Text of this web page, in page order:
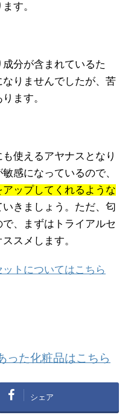
す。
分が含まれているた
りませんでしたが、苦
ます。
使えるアヤナスとなり
感になっているので、
ップしてくれるような
きましょう。ただ、匂
、まずはトライアルセ
スメします。
トについてはこちら
った化粧品はこちら
シェア